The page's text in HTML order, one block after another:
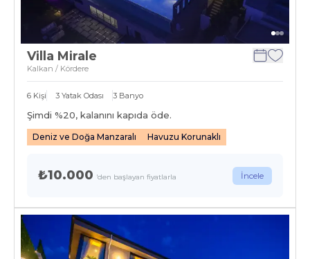
Villa Mirale
Kalkan / Kördere
6 Kişi 3 Yatak Odası 3 Banyo
Şimdi %20, kalanını kapıda öde.
Deniz ve Doğa Manzaralı Havuzu Korunaklı
₺10.000 'den başlayan fiyatlarla İncele